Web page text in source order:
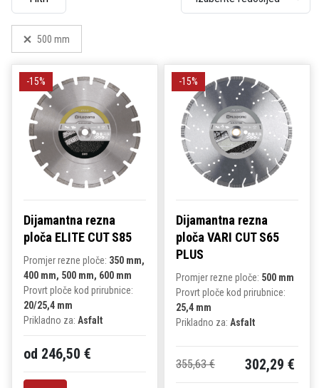
500 mm
Dijamantna rezna
ploča ELITE CUT S85
Promjer rezne ploče: 350 mm,
400 mm, 500 mm, 600 mm
Provrt ploče kod prirubnice:
20/25,4 mm
Prikladno za: Asfalt
od 246,50 €
-15%
Dijamantna rezna
ploča VARI CUT S65
PLUS
Promjer rezne ploče: 500 mm
Provrt ploče kod prirubnice:
25,4 mm
Prikladno za: Asfalt
355,63 € 302,29 €
-15%